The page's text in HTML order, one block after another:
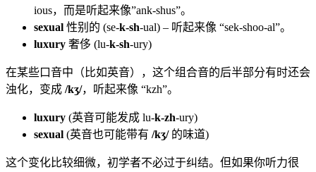
ious，而是听起来像”ank-shus”。
sexual 性别的 (se-k-sh-ual) – 听起来像 “sek-shoo-al”。
luxury 奢侈 (lu-k-sh-ury)
在某些口音中（比如英音），这个组合音的后半部分有时还会
浊化，变成 /kʒ/，听起来像 “kzh”。
luxury (英音可能发成 lu-k-zh-ury)
sexual (英音也可能带有 /kʒ/的味道)
这个变化比较细微，初学者不必过于纠结。但如果你听力很